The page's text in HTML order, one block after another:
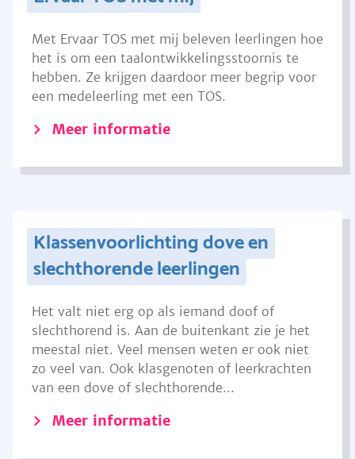
Met Ervaar TOS met mij beleven leerlingen hoe
het is om een taalontwikkelingsstoornis te
hebben. Ze krijgen daardoor meer begrip voor
een medeleerling met een TOS.
Meer informatie
Klassenvoorlichting dove en
slechthorende leerlingen
Het valt niet erg op als iemand doof of
slechthorend is. Aan de buitenkant zie je het
meestal niet. Veel mensen weten er ook niet
zo veel van. Ook klasgenoten of leerkrachten
van een dove of slechthorende...
Meer informatie